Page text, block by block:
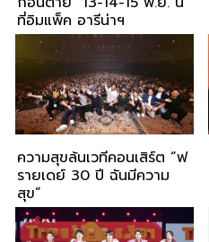
ที่อิมแพ็ค อารีน่าฯ
ความสุขล้นเวทีคอนเสิร์ต “ฟ
รายเดย์ 30 ปี ฉันมีความ
สุข”